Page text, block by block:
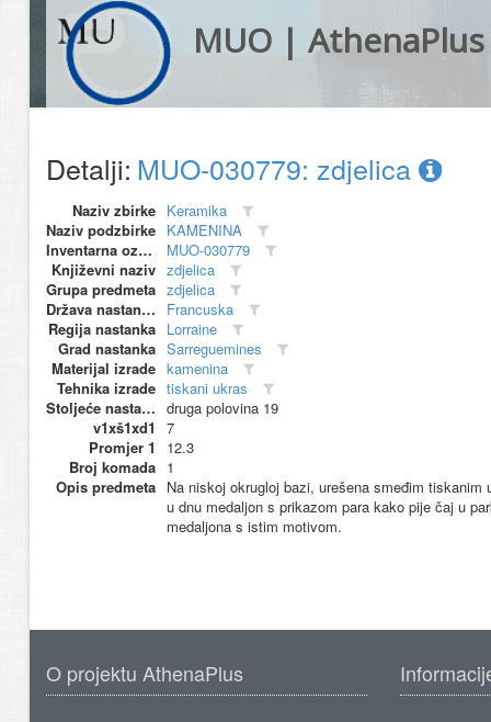
MUO | AthenaPlus
Detalji: MUO-030779: zdjelica
Naziv zbirke Keramika
Naziv podzbirke KAMENINA
Inventarna oznaka
MUO-030779
Književni naziv zdjelica
Grupa predmeta zdjelica
Država nastanka
Francuska
Regija nastanka Lorraine
Grad nastanka Sarreguemines
Materijal izrade kamenina
Tehnika izrade tiskani ukras
Stoljeće nastanka druga polovina 19
v1xš1xd1
7
Promjer 1
12.3
Broj komada 1
Opis predmeta Na niskoj okrugloj bazi, urešena smeđim
u dnu medaljon s prikazom para kako pije čaj u
medaljona s istim motivom.
O projektu AthenaPlus